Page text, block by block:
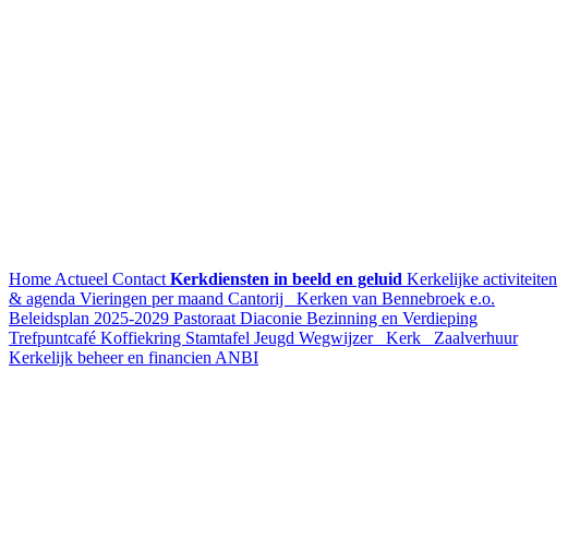
Home Actueel Contact Kerkdiensten in beeld en geluid Kerkelijke activiteiten
& agenda Vieringen per maand Cantorij
Kerken van Bennebroek e.o.
Beleidsplan 2025-2029 Pastoraat Diaconie Bezinning en Verdieping
Trefpuntcafé Koffiekring Stamtafel Jeugd Wegwijzer Kerk
Zaalverhuur
Kerkelijk beheer en financien ANBI